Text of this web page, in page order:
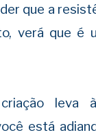
que a
verá que é
leva à
está